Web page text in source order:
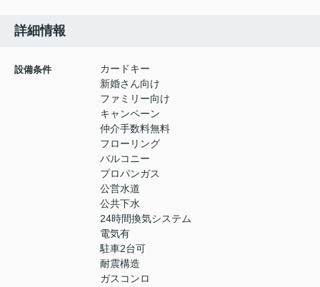
詳細情報
設備条件
カードキー
新婚さん向け
ファミリー向け
キャンペーン
仲介手数料無料
フローリング
バルコニー
プロパンガス
公営水道
公共下水
24時間換気システム
電気有
駐車2台可
耐震構造
ガスコンロ